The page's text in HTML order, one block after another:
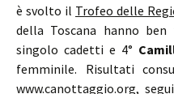
è svolto il Trofeo delle
della Toscana hanno ben
singolo cadetti e 4°
femminile. Risultati
www.canottaggio.org,